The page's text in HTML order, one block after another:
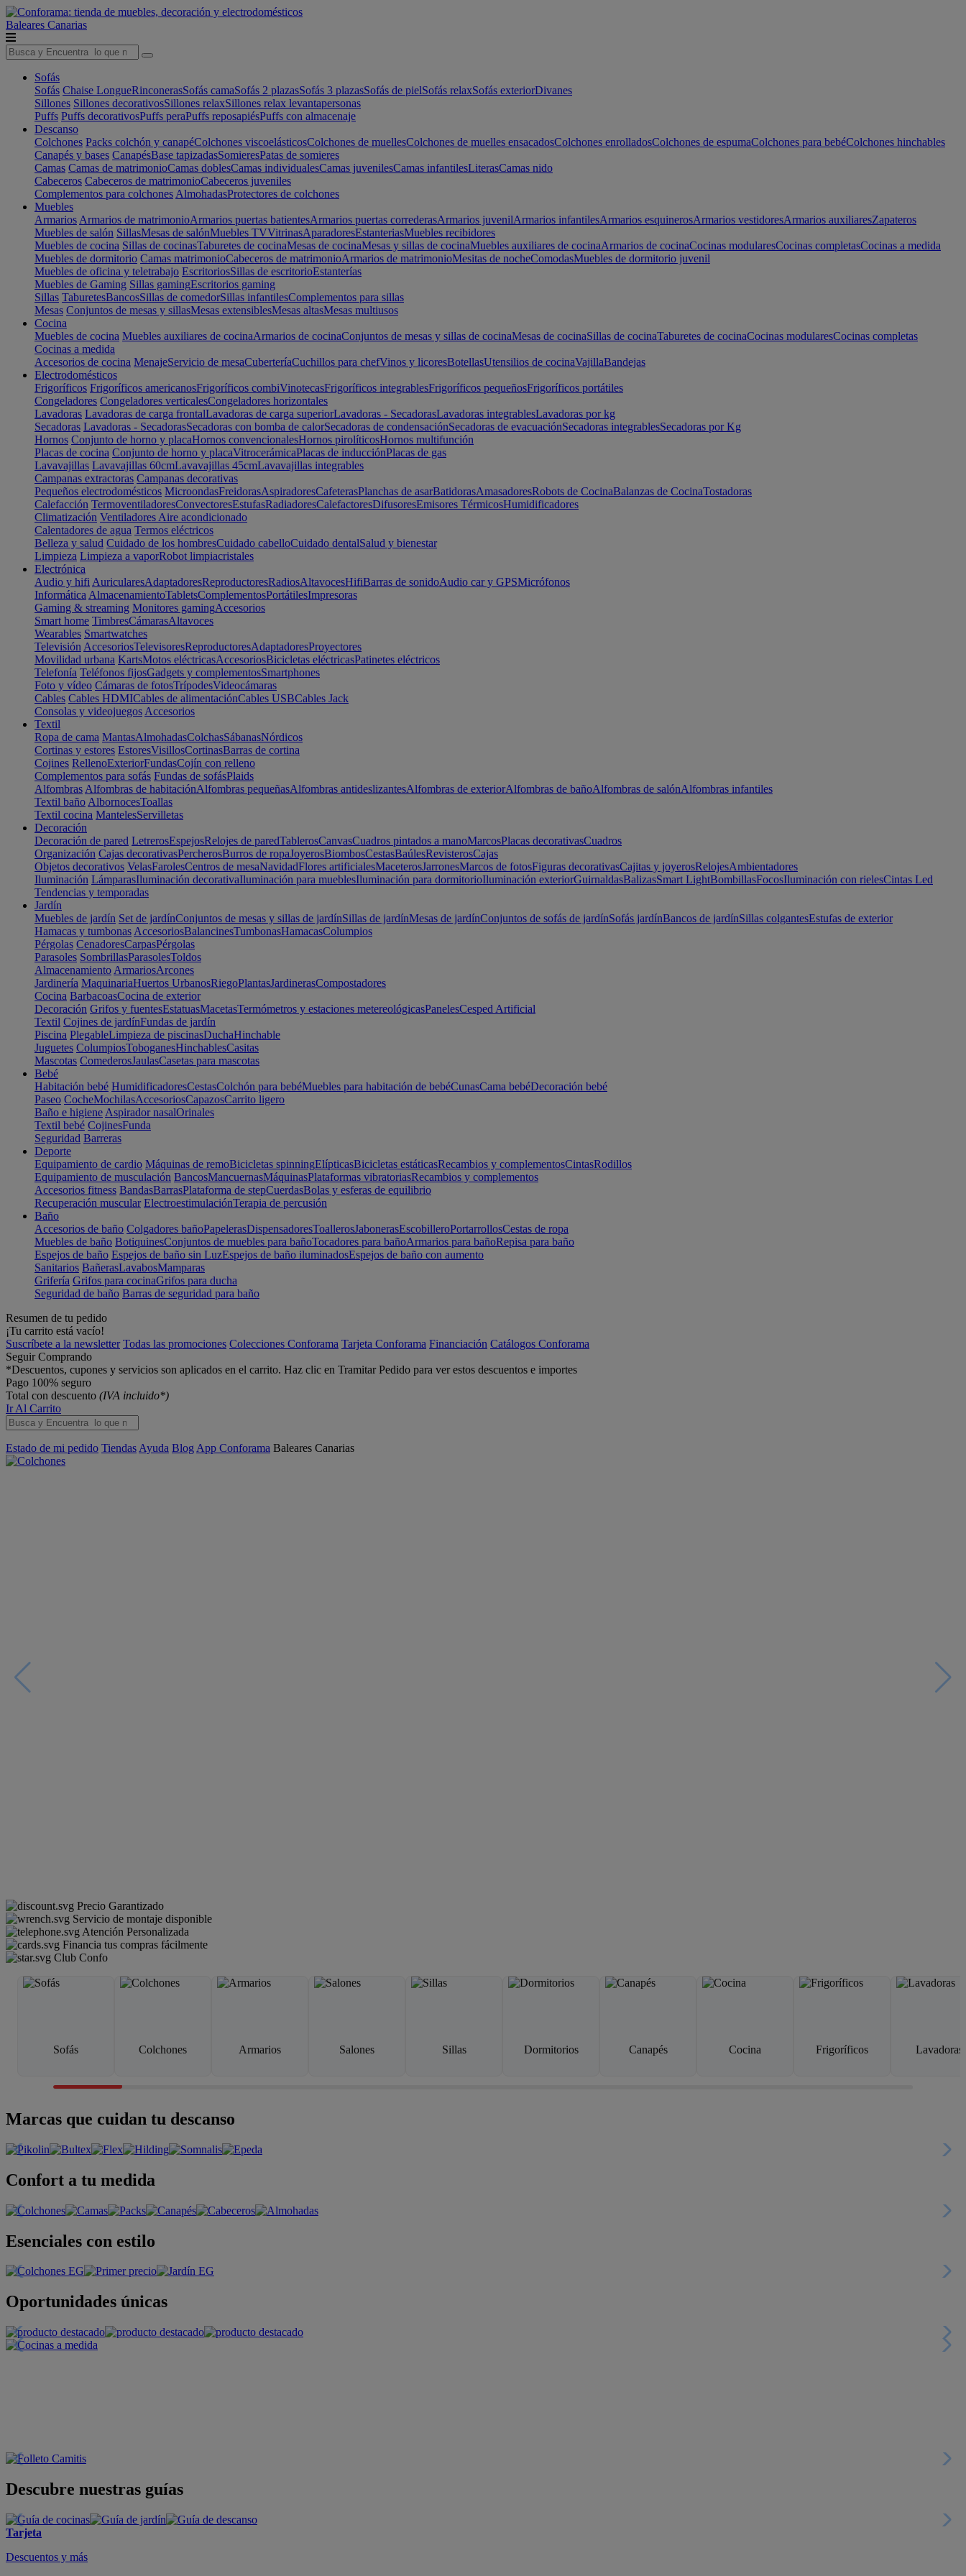
Baleares Canarias
Sofás
Sofás Chaise LongueRinconerasSofás camaSofás 2 plazasSofás 3 plazasSofás de pielSofás relaxSofás exteriorDivanes
Sillones Sillones decorativosSillones relaxSillones relax levantapersonas
Puffs Puffs decorativosPuffs peraPuffs reposapiésPuffs con almacenaje
Descanso
Colchones Packs colchón y canapéColchones viscoelásticosColchones de muellesColchones de muelles ensacadosColchones enrolladosColchones de espumaColchones para bebéColchones hinchables
Canapés y bases CanapésBase tapizadasSomieresPatas de somieres
Camas Camas de matrimonioCamas doblesCamas individualesCamas juvenilesCamas infantilesLiterasCamas nido
Cabeceros Cabeceros de matrimonioCabeceros juveniles
Complementos para colchones AlmohadasProtectores de colchones
Muebles
Armarios Armarios de matrimonioArmarios puertas batientesArmarios puertas correderasArmarios juvenilArmarios infantilesArmarios esquinerosArmarios vestidoresArmarios auxiliaresZapateros
Muebles de salón SillasMesas de salónMuebles TVVitrinasAparadoresEstanteriasMuebles recibidores
Muebles de cocina Sillas de cocinasTaburetes de cocinaMesas de cocinaMesas y sillas de cocinaMuebles auxiliares de cocinaArmarios de cocinaCocinas modularesCocinas completasCocinas a medida
Muebles de dormitorio Camas matrimonioCabeceros de matrimonioArmarios de matrimonioMesitas de nocheComodasMuebles de dormitorio juvenil
Muebles de oficina y teletrabajo EscritoriosSillas de escritorioEstanterías
Muebles de Gaming Sillas gamingEscritorios gaming
Sillas TaburetesBancosSillas de comedorSillas infantilesComplementos para sillas
Mesas Conjuntos de mesas y sillasMesas extensiblesMesas altasMesas multiusos
Cocina
Muebles de cocina Muebles auxiliares de cocinaArmarios de cocinaConjuntos de mesas y sillas de cocinaMesas de cocinaSillas de cocinaTaburetes de cocinaCocinas modularesCocinas completas
Cocinas a medida
Accesorios de cocina MenajeServicio de mesaCuberteríaCuchillos para chefVinos y licoresBotellasUtensilios de cocinaVajillaBandejas
Electrodomésticos
Frigoríficos Frigoríficos americanosFrigoríficos combiVinotecasFrigoríficos integrablesFrigoríficos pequeñosFrigoríficos portátiles
Congeladores Congeladores verticalesCongeladores horizontales
Lavadoras Lavadoras de carga frontalLavadoras de carga superiorLavadoras - SecadorasLavadoras integrablesLavadoras por kg
Secadoras Lavadoras - SecadorasSecadoras con bomba de calorSecadoras de condensaciónSecadoras de evacuaciónSecadoras integrablesSecadoras por Kg
Hornos Conjunto de horno y placaHornos convencionalesHornos pirolíticosHornos multifunción
Placas de cocina Conjunto de horno y placaVitrocerámicaPlacas de inducciónPlacas de gas
Lavavajillas Lavavajillas 60cmLavavajillas 45cmLavavajillas integrables
Campanas extractoras Campanas decorativas
Pequeños electrodomésticos MicroondasFreidorasAspiradoresCafeterasPlanchas de asarBatidorasAmasadoresRobots de CocinaBalanzas de CocinaTostadoras
Calefacción TermoventiladoresConvectoresEstufasRadiadoresCalefactoresDifusoresEmisores TérmicosHumidificadores
Climatización Ventiladores Aire acondicionado
Calentadores de agua Termos eléctricos
Belleza y salud Cuidado de los hombresCuidado cabelloCuidado dentalSalud y bienestar
Limpieza Limpieza a vaporRobot limpiacristales
Electrónica
Audio y hifi AuricularesAdaptadoresReproductoresRadiosAltavocesHifiBarras de sonidoAudio car y GPSMicrófonos
Informática AlmacenamientoTabletsComplementosPortátilesImpresoras
Gaming & streaming Monitores gamingAccesorios
Smart home TimbresCámarasAltavoces
Wearables Smartwatches
Televisión AccesoriosTelevisoresReproductoresAdaptadoresProyectores
Movilidad urbana KartsMotos eléctricasAccesoriosBicicletas eléctricasPatinetes eléctricos
Telefonía Teléfonos fijosGadgets y complementosSmartphones
Foto y vídeo Cámaras de fotosTrípodesVideocámaras
Cables Cables HDMICables de alimentaciónCables USBCables Jack
Consolas y videojuegos Accesorios
Textil
Ropa de cama MantasAlmohadasColchasSábanasNórdicos
Cortinas y estores EstoresVisillosCortinasBarras de cortina
Cojines RellenoExteriorFundasCojín con relleno
Complementos para sofás Fundas de sofásPlaids
Alfombras Alfombras de habitaciónAlfombras pequeñasAlfombras antideslizantesAlfombras de exteriorAlfombras de bañoAlfombras de salónAlfombras infantiles
Textil baño AlbornocesToallas
Textil cocina MantelesServilletas
Decoración
Decoración de pared LetrerosEspejosRelojes de paredTablerosCanvasCuadros pintados a manoMarcosPlacas decorativasCuadros
Organización Cajas decorativasPercherosBurros de ropaJoyerosBiombosCestasBaúlesRevisterosCajas
Objetos decorativos VelasFarolesCentros de mesaNavidadFlores artificialesMaceterosJarronesMarcos de fotosFiguras decorativasCajitas y joyerosRelojesAmbientadores
Iluminación LámparasIluminación decorativaIluminación para mueblesIluminación para dormitorioIluminación exteriorGuirnaldasBalizasSmart LightBombillasFocosIluminación con rielesCintas Led
Tendencias y temporadas
Jardín
Muebles de jardín Set de jardínConjuntos de mesas y sillas de jardínSillas de jardínMesas de jardínConjuntos de sofás de jardínSofás jardínBancos de jardínSillas colgantesEstufas de exterior
Hamacas y tumbonas AccesoriosBalancinesTumbonasHamacasColumpios
Pérgolas CenadoresCarpasPérgolas
Parasoles SombrillasParasolesToldos
Almacenamiento ArmariosArcones
Jardinería MaquinariaHuertos UrbanosRiegoPlantasJardinerasCompostadores
Cocina BarbacoasCocina de exterior
Decoración Grifos y fuentesEstatuasMacetasTermómetros y estaciones metereológicasPanelesCesped Artificial
Textil Cojines de jardínFundas de jardín
Piscina PlegableLimpieza de piscinasDuchaHinchable
Juguetes ColumpiosToboganesHinchablesCasitas
Mascotas ComederosJaulasCasetas para mascotas
Bebé
Habitación bebé HumidificadoresCestasColchón para bebéMuebles para habitación de bebéCunasCama bebéDecoración bebé
Paseo CocheMochilasAccesoriosCapazosCarrito ligero
Baño e higiene Aspirador nasalOrinales
Textil bebé CojinesFunda
Seguridad Barreras
Deporte
Equipamiento de cardio Máquinas de remoBicicletas spinningElípticasBicicletas estáticasRecambios y complementosCintasRodillos
Equipamiento de musculación BancosMancuernasMáquinasPlataformas vibratoriasRecambios y complementos
Accesorios fitness BandasBarrasPlataforma de stepCuerdasBolas y esferas de equilibrio
Recuperación muscular ElectroestimulaciónTerapia de percusión
Baño
Accesorios de baño Colgadores bañoPapelerasDispensadoresToallerosJabonerasEscobilleroPortarrollosCestas de ropa
Muebles de baño BotiquinesConjuntos de muebles para bañoTocadores para bañoArmarios para bañoRepisa para baño
Espejos de baño Espejos de baño sin LuzEspejos de baño iluminadosEspejos de baño con aumento
Sanitarios BañerasLavabosMamparas
Grifería Grifos para cocinaGrifos para ducha
Seguridad de baño Barras de seguridad para baño
Resumen de tu pedido
¡Tu carrito está vacío!
Suscríbete a la newsletter Todas las promociones Colecciones Conforama Tarjeta Conforama Financiación Catálogos Conforama
Seguir Comprando
*Descuentos, cupones y servicios son aplicados en el carrito. Haz clic en Tramitar Pedido para ver estos descuentos e importes
Pago 100% seguro
Total con descuento (IVA incluido*)
Ir Al Carrito
Estado de mi pedido Tiendas Ayuda Blog App Conforama Baleares Canarias
Precio Garantizado
Servicio de montaje disponible
Atención Personalizada
Financia tus compras fácilmente
Club Confo
Sofás Colchones Armarios Salones Sillas Dormitorios Canapés Cocina Frigoríficos Lavadoras
Marcas que cuidan tu descanso
Confort a tu medida
Esenciales con estilo
Oportunidades únicas
Descubre nuestras guías
Tarjeta
Descuentos y más